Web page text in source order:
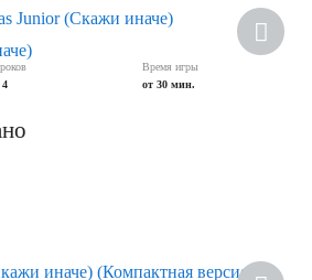
4
Время игры
от 30 мин.